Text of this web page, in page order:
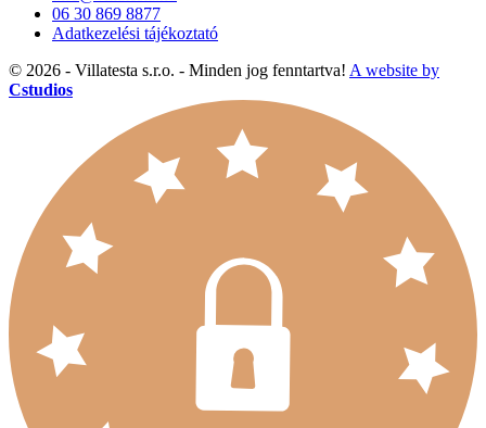
06 30 869 8877
Adatkezelési tájékoztató
© 2026 - Villatesta s.r.o. - Minden jog fenntartva! A website by
Cstudios